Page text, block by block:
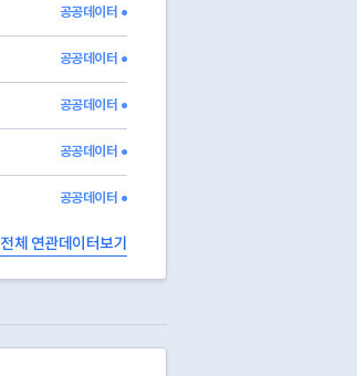
공공데이터 ●
공공데이터 ●
공공데이터 ●
공공데이터 ●
공공데이터 ●
전체 연관데이터보기